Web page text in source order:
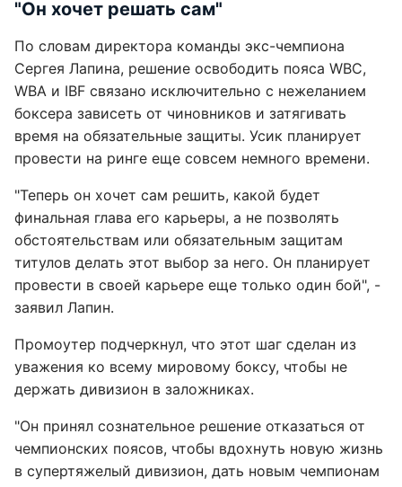
"Он хочет решать сам"
По словам директора команды экс-чемпиона
Сергея Лапина, решение освободить пояса WBC,
WBA и IBF связано исключительно с нежеланием
боксера зависеть от чиновников и затягивать
время на обязательные защиты. Усик планирует
провести на ринге еще совсем немного времени.
"Теперь он хочет сам решить, какой будет
финальная глава его карьеры, а не позволять
обстоятельствам или обязательным защитам
титулов делать этот выбор за него. Он планирует
провести в своей карьере еще только один бой", -
заявил Лапин.
Промоутер подчеркнул, что этот шаг сделан из
уважения ко всему мировому боксу, чтобы не
держать дивизион в заложниках.
"Он принял сознательное решение отказаться от
чемпионских поясов, чтобы вдохнуть новую жизнь
в супертяжелый дивизион, дать новым чемпионам